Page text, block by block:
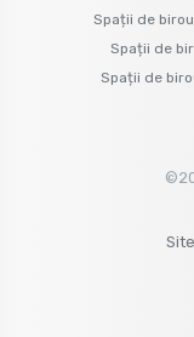
Spații de
Spații de
Spații de
©